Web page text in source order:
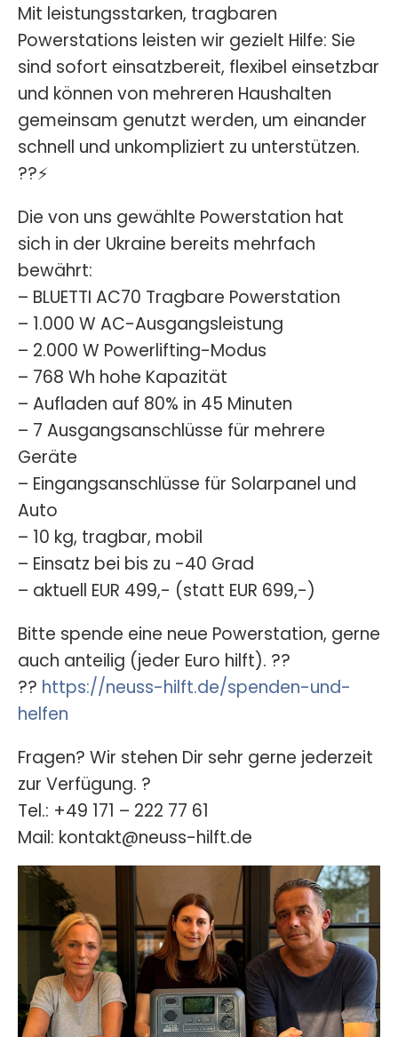
Mit leistungsstarken, tragbaren
Powerstations leisten wir gezielt Hilfe: Sie
sind sofort einsatzbereit, flexibel einsetzbar
und können von mehreren Haushalten
gemeinsam genutzt werden, um einander
schnell und unkompliziert zu unterstützen.
??⚡
Die von uns gewählte Powerstation hat
sich in der Ukraine bereits mehrfach
bewährt:
– BLUETTI AC70 Tragbare Powerstation
– 1.000 W AC-Ausgangsleistung
– 2.000 W Powerlifting-Modus
– 768 Wh hohe Kapazität
– Aufladen auf 80% in 45 Minuten
– 7 Ausgangsanschlüsse für mehrere
Geräte
– Eingangsanschlüsse für Solarpanel und
Auto
– 10 kg, tragbar, mobil
– Einsatz bei bis zu -40 Grad
– aktuell EUR 499,- (statt EUR 699,-)
Bitte spende eine neue Powerstation, gerne
auch anteilig (jeder Euro hilft). ??
?? https://neuss-hilft.de/spenden-und-
helfen
Fragen? Wir stehen Dir sehr gerne jederzeit
zur Verfügung. ?
Tel.: +49 171 – 222 77 61
Mail: kontakt@neuss-hilft.de